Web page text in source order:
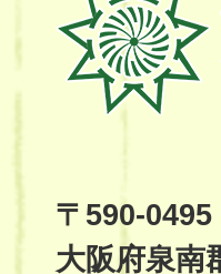
取
町
Kumatori
Site
〒590-0495
大阪府泉南